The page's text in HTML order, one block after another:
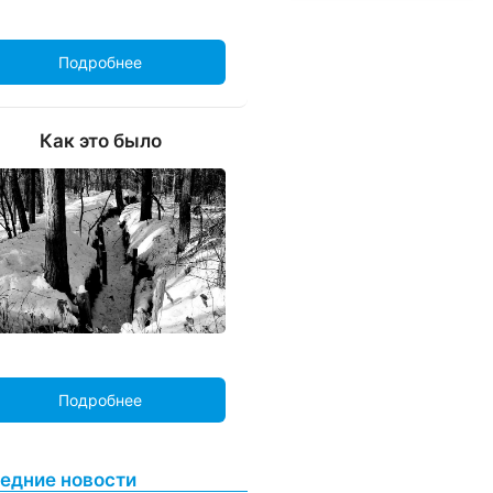
Подробнее
Как это было
Подробнее
новости